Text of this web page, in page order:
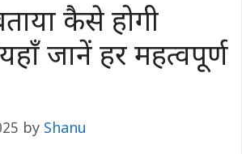
कैसे होगी
जानें हर महत्वपूर्ण
by Shanu